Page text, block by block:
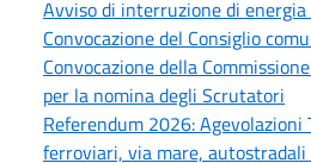
Avviso di interruzione di
Convocazione del Consiglio
Convocazione della
per la nomina degli Scrutatori
Referendum 2026:
ferroviari, via mare, autostradali